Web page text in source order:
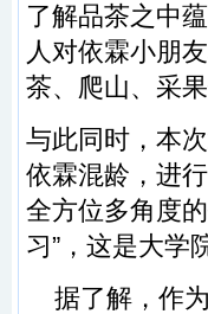
了解品茶之中
人对依霖小朋
茶、爬山、采
与此同时，本
依霖混龄，进
全方位多角度
习”，这是大学
据了解，作